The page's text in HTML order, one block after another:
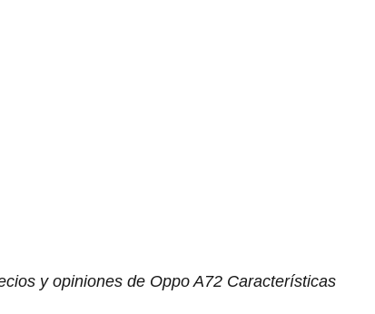
y opiniones de Oppo A72 Características